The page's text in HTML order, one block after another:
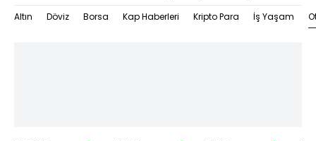
Altın Döviz Borsa Kap Haberleri Kripto Para İş Yaşam